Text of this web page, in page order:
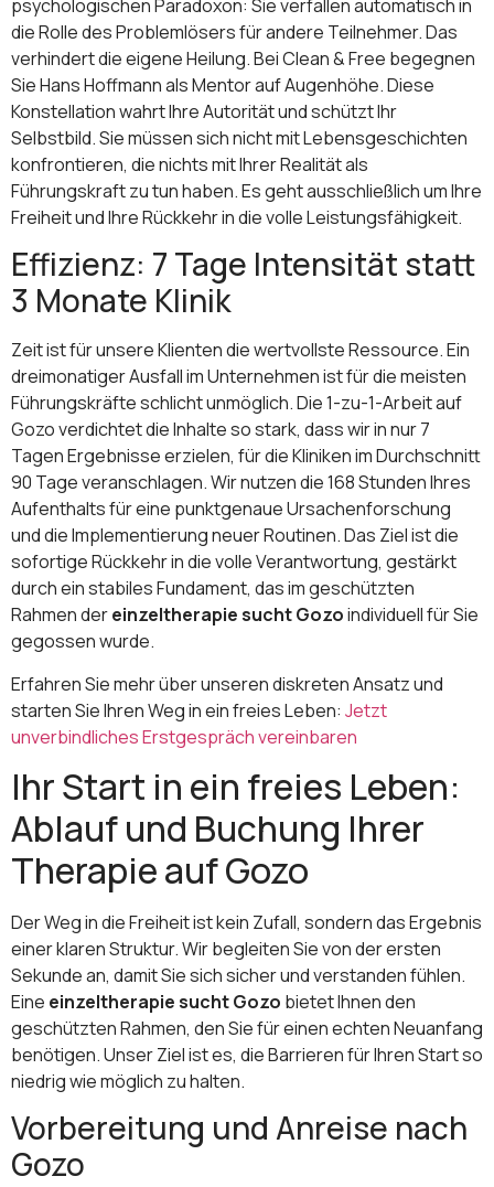
psychologischen Paradoxon: Sie verfallen automatisch in
die Rolle des Problemlösers für andere Teilnehmer. Das
verhindert die eigene Heilung. Bei Clean & Free begegnen
Sie Hans Hoffmann als Mentor auf Augenhöhe. Diese
Konstellation wahrt Ihre Autorität und schützt Ihr
Selbstbild. Sie müssen sich nicht mit Lebensgeschichten
konfrontieren, die nichts mit Ihrer Realität als
Führungskraft zu tun haben. Es geht ausschließlich um Ihre
Freiheit und Ihre Rückkehr in die volle Leistungsfähigkeit.
Effizienz: 7 Tage Intensität statt
3 Monate Klinik
Zeit ist für unsere Klienten die wertvollste Ressource. Ein
dreimonatiger Ausfall im Unternehmen ist für die meisten
Führungskräfte schlicht unmöglich. Die 1-zu-1-Arbeit auf
Gozo verdichtet die Inhalte so stark, dass wir in nur 7
Tagen Ergebnisse erzielen, für die Kliniken im Durchschnitt
90 Tage veranschlagen. Wir nutzen die 168 Stunden Ihres
Aufenthalts für eine punktgenaue Ursachenforschung
und die Implementierung neuer Routinen. Das Ziel ist die
sofortige Rückkehr in die volle Verantwortung, gestärkt
durch ein stabiles Fundament, das im geschützten
Rahmen dereinzeltherapie sucht Gozoindividuell für Sie
gegossen wurde.
Erfahren Sie mehr über unseren diskreten Ansatz und
starten Sie Ihren Weg in ein freies Leben: Jetzt
unverbindliches Erstgespräch vereinbaren
Ihr Start in ein freies Leben:
Ablauf und Buchung Ihrer
Therapie auf Gozo
Der Weg in die Freiheit ist kein Zufall, sondern das Ergebnis
einer klaren Struktur. Wir begleiten Sie von der ersten
Sekunde an, damit Sie sich sicher und verstanden fühlen.
Eine einzeltherapie sucht Gozo bietet Ihnen den
geschützten Rahmen, den Sie für einen echten Neuanfang
benötigen. Unser Ziel ist es, die Barrieren für Ihren Start so
niedrig wie möglich zu halten.
Vorbereitung und Anreise nach
Gozo